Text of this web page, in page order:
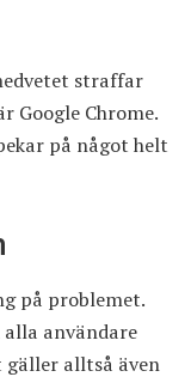
straffar
Google Chrome.
på något helt
på problemet.
användare
gäller alltså även